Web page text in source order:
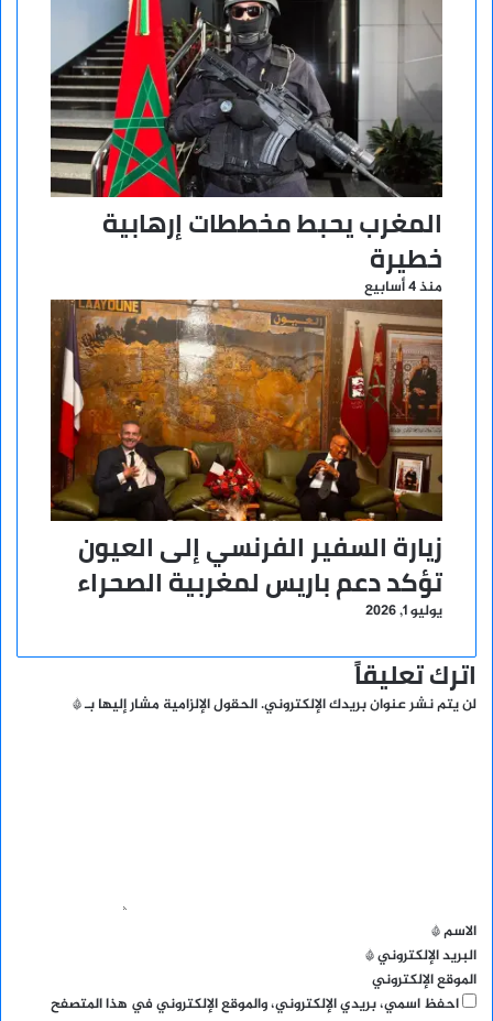
المغرب يحبط مخططات إرهابية
خطيرة
منذ 4 أسابيع
زيارة السفير الفرنسي إلى العيون
تؤكد دعم باريس لمغربية الصحراء
يوليو 1, 2026
اترك تعليقاً
لن يتم نشر عنوان بريدك الإلكتروني.الحقول الإلزامية مشار إليها بـ*
الاسم*
البريد الإلكتروني*
الموقع الإلكتروني
احفظ اسمي، بريدي الإلكتروني، والموقع الإلكتروني في هذا المتصفح